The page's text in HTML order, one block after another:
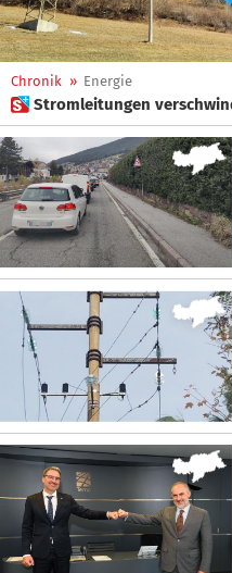
Chronik » Energie
 Stromleitungen